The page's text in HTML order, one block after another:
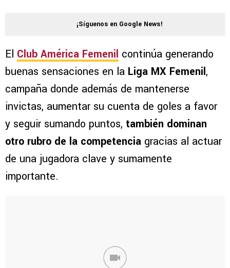
¡Síguenos en Google News!
El Club América Femenil continúa generando
buenas sensaciones en la Liga MX Femenil,
campaña donde además de mantenerse
invictas, aumentar su cuenta de goles a favor
y seguir sumando puntos, también dominan
otro rubro de la competencia gracias al actuar
de una jugadora clave y sumamente
importante.